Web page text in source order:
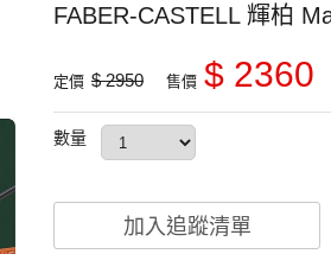
FABER-CASTELL 輝柏
定價 $ 2950 售價 $ 2360
數量
加入追蹤清單